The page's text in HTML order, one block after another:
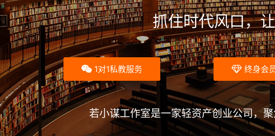
抓住时代风口，
1对1私教服务 终身会
若小谋工作室是一家轻资产创业公司，